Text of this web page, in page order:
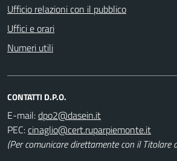
Ufficio relazioni con il pubblico
Uffici e orari
Numeri utili
CONTATTI D.P.O.
E-mail:
PEC:
(Per comunicare direttamente con il Titolare